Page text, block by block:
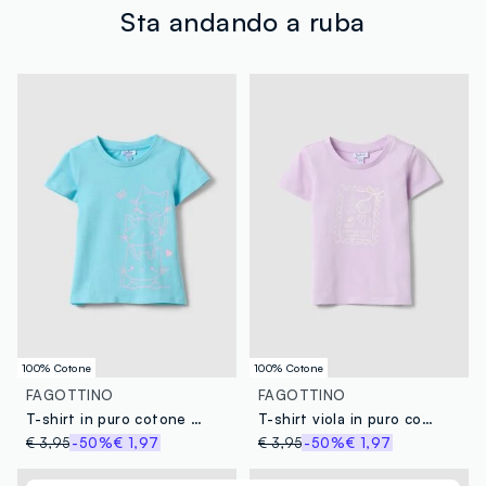
tuoi prodotti in negozio, il servizio è sempre gratuito.
Sta andando a ruba
100% Cotone
FAGOTTINO
T-shirt in puro cotone azzurra da bimba regular fit con gatti
€ 3,95-50%€ 1,97
100% Cotone
FAGOTTINO
T-shirt viola in puro cotone organico da bimba con stampa marina
€ 3,95-50%€ 1,97